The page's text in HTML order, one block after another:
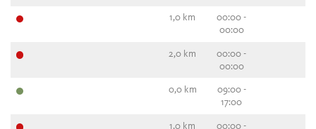
1,0 km
00:00 -
00:00
2,0 km
00:00 -
00:00
0,0 km
09:00 -
17:00
1,0 km
00:00 -